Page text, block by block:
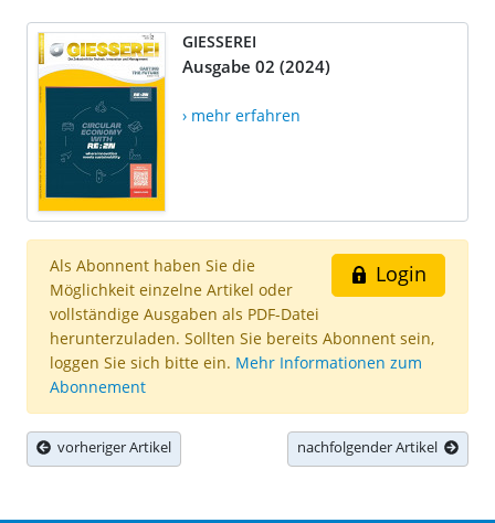
GIESSEREI
Ausgabe 02 (2024)
› mehr erfahren
Login
Als Abonnent haben Sie die
Möglichkeit einzelne Artikel oder
vollständige Ausgaben als PDF-Datei
herunterzuladen. Sollten Sie bereits Abonnent sein,
loggen Sie sich bitte ein. Mehr Informationen zum
Abonnement
vorheriger Artikel nachfolgender Artikel